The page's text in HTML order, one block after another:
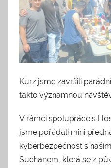
Kurz jsme završili
takto významnou
V rámci spolupráce s
jsme pořádali mini
kyberbezpečnost s
Suchanem, která se z